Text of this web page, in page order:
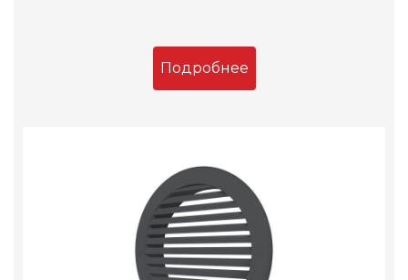
Подробнее